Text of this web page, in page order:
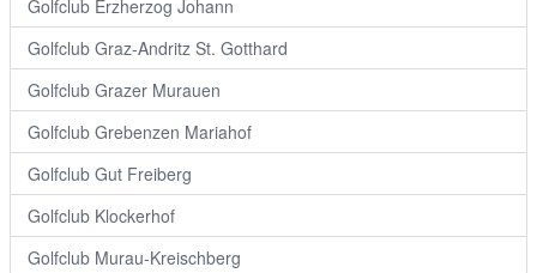
Golfclub Erzherzog Johann
Golfclub Graz-Andritz St. Gotthard
Golfclub Grazer Murauen
Golfclub Grebenzen Mariahof
Golfclub Gut Freiberg
Golfclub Klockerhof
Golfclub Murau-Kreischberg